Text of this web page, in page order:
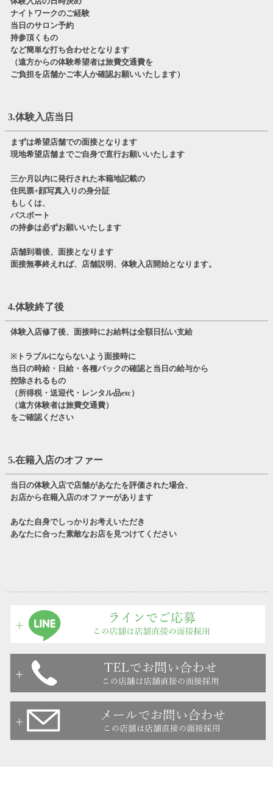
ナイトワークのご経験
当日のサロン予約
持参頂くもの
など簡単な打ち合わせとなります
（遠方からの体験希望者は旅費交通費を
ご負担を店舗かご本人か確認お願いいたします）
3.体験入店当日
まずは希望店舗での面接となります
現地希望店舗までご自身で直行お願いいたします
三か月以内に発行された本籍地記載の
住民票+顔写真入りの身分証
もしくは、
パスポート
の持参は必ずお願いいたします
店舗到着後、面接となります
面接無事終えれば、店舗説明、体験入店開始となります。
4.体験終了後
体験入店修了後、面接時にお給料は全額日払い支給
※トラブルにならないよう面接時に
当日の時給・日給・各種バックの確認と当日の給与から
控除されるもの
（所得税・送迎代・レンタル品etc）
（遠方体験者は旅費交通費）
をご確認ください
5.在籍入店のオファー
当日の体験入店で店舗があなたを評価された場合、
お店から在籍入店のオファーがあります
あなた自身でしっかりお考えいただき
あなたに合った素敵なお店を見つけてください